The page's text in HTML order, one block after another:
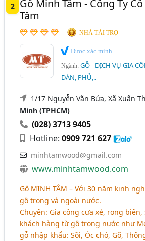
2
Gỗ Minh Tâm - Công Ty
Tâm
NHÀ TÀI TRỢ
Được xác minh
Ngành:GỖ - DỊCH VỤ GIA
DÁN, PHỦ,..
1/17 Nguyễn Văn Bứa, Xã Xuân
Minh (TPHCM)
(028) 3713 9405
Hotline:0909 721 627
minhtamwood@gmail.com
www.minhtamwood.com
Gỗ MINH TÂM – Với 30 năm kinh
gỗ trong và ngoài nước.
Chuyên: Gia công cưa xẻ, rong biên,
khách hàng từ gỗ trong nước như
gỗ nhập khẩu: Sồi,Óc chó, Gõ,